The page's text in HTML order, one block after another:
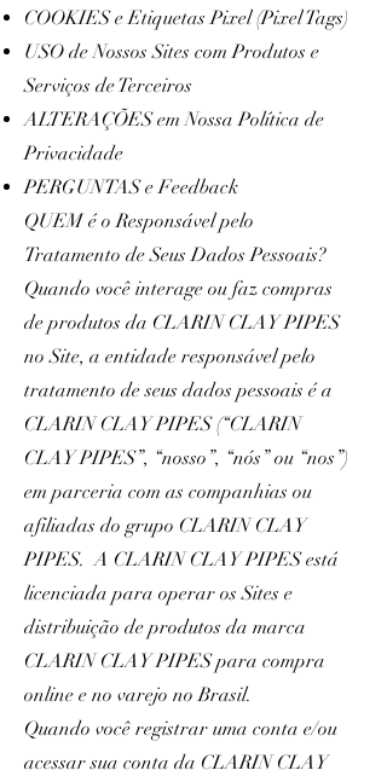
COOKIES e Etiquetas Pixel (Pixel Tags)
USO de Nossos Sites com Produtos e
Serviços de Terceiros
ALTERAÇÕES em Nossa Política de
Privacidade
PERGUNTAS e Feedback
QUEM é o Responsável pelo
Tratamento de Seus Dados Pessoais?
Quando você interage ou faz compras
de produtos da CLARIN CLAY PIPES
no Site, a entidade responsável pelo
tratamento de seus dados pessoais é a
CLARIN CLAY PIPES (“CLARIN
CLAY PIPES”, “nosso”, “nós” ou “nos”)
em parceria com as companhias ou
afiliadas do grupo CLARIN CLAY
PIPES. A CLARIN CLAY PIPES está
licenciada para operar os Sites e
distribuição de produtos da marca
CLARIN CLAY PIPES para compra
online e no varejo no Brasil.
Quando você registrar uma conta e/ou
acessar sua conta da CLARIN CLAY